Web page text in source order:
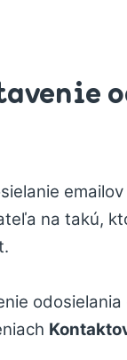
na takú,